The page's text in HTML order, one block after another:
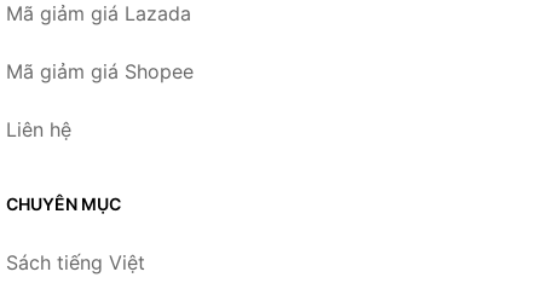
Mã giảm giá Lazada
Mã giảm giá Shopee
Liên hệ
CHUYÊN MỤC
Sách tiếng Việt